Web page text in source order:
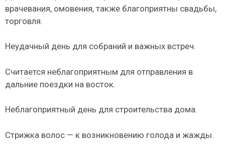
врачевания, омовения, также благоприятны свадьбы,
торговля.
Неудачный день для собраний и важных встреч.
Считается неблагоприятным для отправления в
дальние поездки на восток.
Неблагоприятный день для строительства дома.
Стрижка волос — к возникновению голода и жажды.